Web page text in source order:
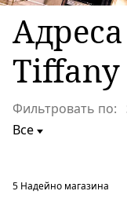
Tiffany
Фильтровать по:
5 Надейно магазина